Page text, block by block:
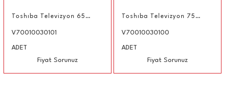
Toshıba Televizyon 65QV3F63DG 65'' QLED 4K Vıdaa TV 164 cm
V70010030101
ADET
Fiyat Sorunuz
Toshıba Televizyon 75QV3F63DG 75'' QLED 4K Vıdaa TV 189 cm
V70010030100
ADET
Fiyat Sorunuz